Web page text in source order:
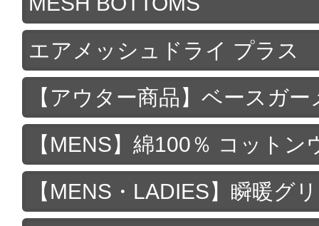
エアメッシュドライ プラス
【アウター商品】ベースガ
【MENS】綿100％ コットン
【MENS・LADIES】瞬暖グ